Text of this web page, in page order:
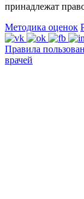
принадлежат
Методика оценок
Правила
врачей